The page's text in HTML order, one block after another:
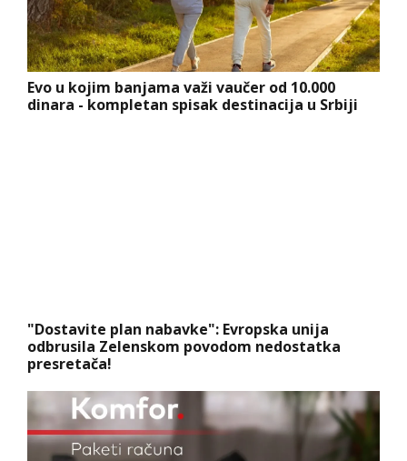
Evo u kojim banjama važi vaučer od 10.000
dinara - kompletan spisak destinacija u Srbiji
"Dostavite plan nabavke": Evropska unija
odbrusila Zelenskom povodom nedostatka
presretača!